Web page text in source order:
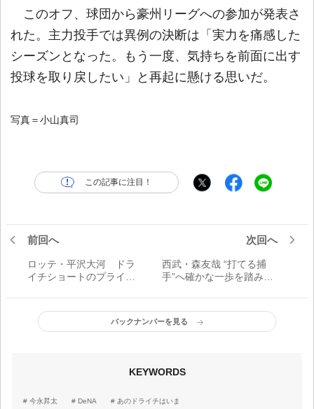
このオフ、球団から豪州リーグへの参加が発表さ
れた。主力投手では異例の決断は「実力を痛感した
シーズンとなった。もう一度、気持ちを前面に出す
投球を取り戻したい」と再起に懸ける思いだ。
写真＝小山真司
この記事に注目！
前回へ
ロッテ・平沢大河 ドラ
イチショートのプライド
次回へ
西武・森友哉 “打てる捕
手”へ確かな一歩を踏み出
チはいま
バックナンバーを見る
KEYWORDS
今永昇太 DeNA あのドライチはいま